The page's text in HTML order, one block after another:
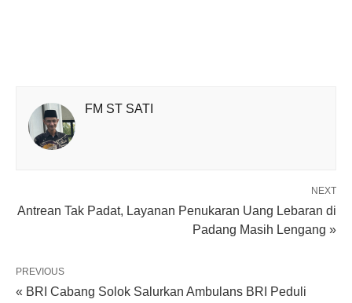
FM ST SATI
NEXT
Antrean Tak Padat, Layanan Penukaran Uang Lebaran di
Padang Masih Lengang »
PREVIOUS
« BRI Cabang Solok Salurkan Ambulans BRI Peduli